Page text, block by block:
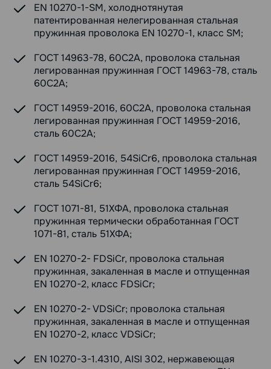
EN 10270-1-SM, холоднотянутая
патентированная нелегированная стальная
пружинная проволока EN 10270-1, класс SM;
ГОСТ 14963-78, 60С2А, проволока стальная
легированная пружинная ГОСТ 14963-78, сталь
60С2А;
ГОСТ 14959-2016, 60С2А, проволока стальная
легированная пружинная ГОСТ 14959-2016,
сталь 60С2А;
ГОСТ 14959-2016, 54SiCr6, проволока стальная
легированная пружинная ГОСТ 14959-2016,
сталь 54SiCr6;
ГОСТ 1071-81, 51ХФА, проволока стальная
пружинная термически обработанная ГОСТ
1071-81, сталь 51ХФА;
EN 10270-2- FDSiCr, проволока стальная
пружинная, закаленная в масле и отпущенная
EN 10270-2, класс FDSiCr;
EN 10270-2- VDSiCr; проволока стальная
пружинная, закаленная в масле и отпущенная
EN 10270-2, класс VDSiCr;
EN 10270-3-1.4310, AISI 302, нержавеющая